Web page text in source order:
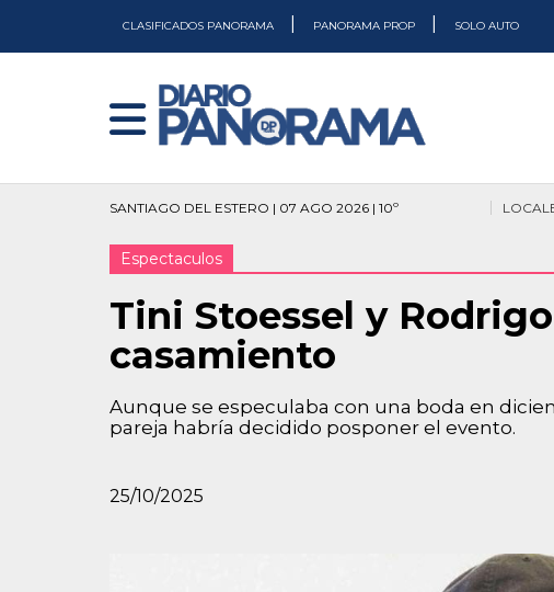
CLASIFICADOS PANORAMA PANORAMA PROP SOLO AUTO
SANTIAGO DEL ESTERO | 07 AGO 2026 | 10º
Espectaculos
Tini Stoessel y
casamiento
Aunque se especulaba con una boda en
pareja habría decidido posponer el evento.
25/10/2025